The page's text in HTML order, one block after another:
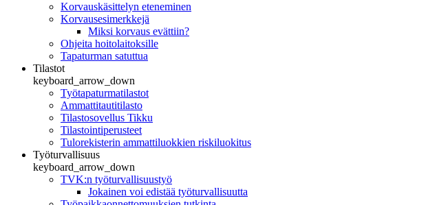
Korvauskäsittelyn eteneminen
Korvausesimerkkejä
Miksi korvaus evättiin?
Ohjeita hoitolaitoksille
Tapaturman satuttua
Tilastot
keyboard_arrow_down
Työtapaturmatilastot
Ammattitautitilasto
Tilastosovellus Tikku
Tilastointiperusteet
Tulorekisterin ammattiluokkien riskiluokitus
Työturvallisuus
keyboard_arrow_down
TVK:n työturvallisuustyö
Jokainen voi edistää työturvallisuutta